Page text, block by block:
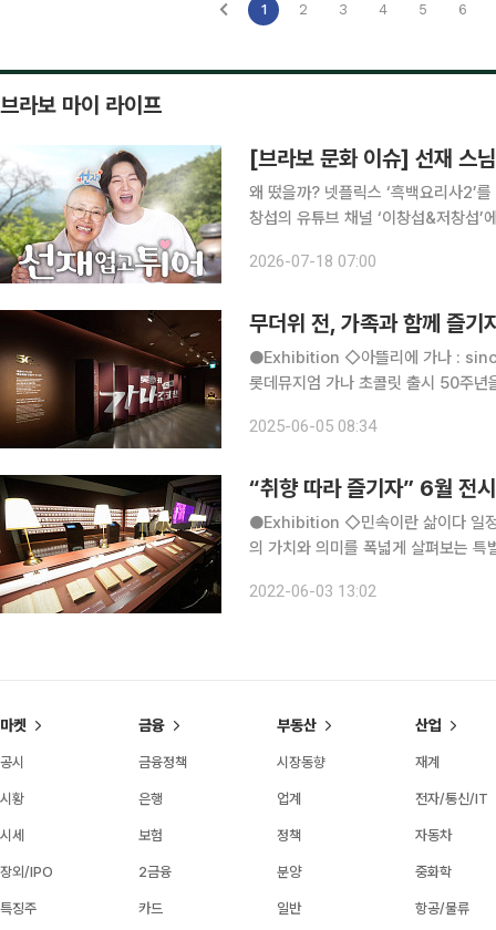
1 2 3 4 5 6
브라보 마이 라이프
[브라보 문화 이슈] 선재 스
왜 떴을까? 넷플릭스 ‘흑백요리사2’
창섭의 유튜브 채널 ‘이창섭&저창섭’에 출연해 다시
2026-07-18 07:00
무더위 전, 가족과 함께 즐
●Exhibition ◇아뜰리에 가나 : since 1975-행복은 초콜릿으로부터 일정 6월 29일까지 장소
롯데뮤지엄 가나 초콜릿 출시 50주년
는 현대미술 작가 5명(그라플렉스, 김
2025-06-05 08:34
“취향 따라 즐기자” 6월 전
●Exhibition ◇민속이란 삶이다 일정 7월 5일까지 장소 국립민속박물관 국립민속박물관은 민속
의 가치와 의미를 폭넓게 살펴보는 특
2022-06-03 13:02
마켓
공시
시황
시세
장외/IPO
특징주
금융
금융정책
은행
보험
2금융
카드
부동산
시장동향
업계
정책
분양
일반
산업
재계
전자/통신/IT
자동차
중화학
항공/물류